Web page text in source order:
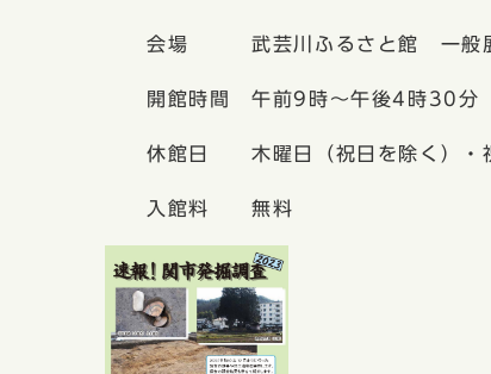
会場 武芸川ふるさと館 一般
開館時間 午前9時〜午後4時30分
休館日 木曜日（祝日を除く）・祝
入館料 無料